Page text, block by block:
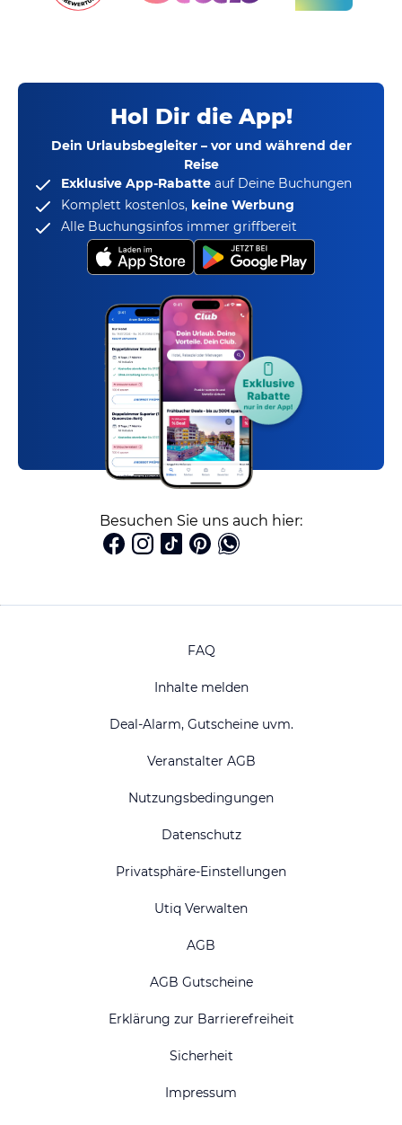
Hol Dir die App!
Dein Urlaubsbegleiter – vor und während der
Reise
Exklusive App-Rabatte auf Deine Buchungen
Komplett kostenlos, keine Werbung
Alle Buchungsinfos immer griffbereit
Besuchen Sie uns auch hier:
FAQ
Inhalte melden
Deal-Alarm, Gutscheine uvm.
Veranstalter AGB
Nutzungsbedingungen
Datenschutz
Privatsphäre-Einstellungen
Utiq Verwalten
AGB
AGB Gutscheine
Erklärung zur Barrierefreiheit
Sicherheit
Impressum